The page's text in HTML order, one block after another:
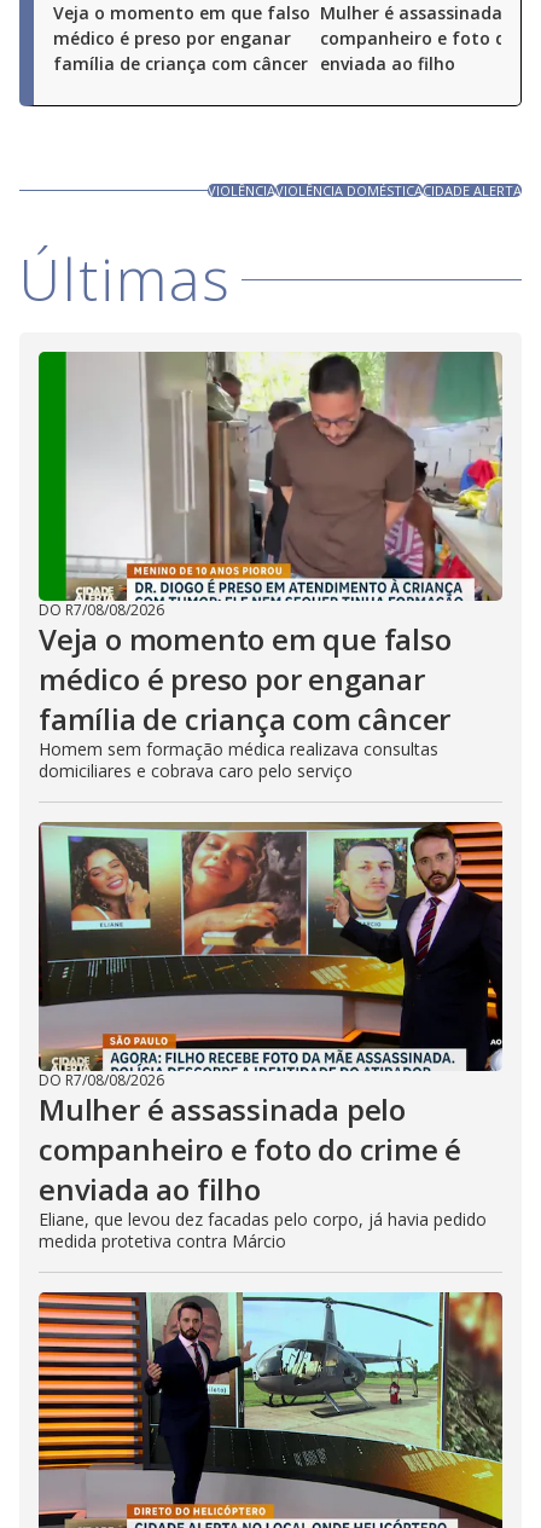
Veja o momento em que falso
médico é preso por enganar
família de criança com câncer
Mulher é assassinada
companheiro e foto do
enviada ao filho
VIOLÊNCIAVIOLÊNCIA DOMÉSTICACIDADE ALERTA
Últimas
DO R7/08/08/2026
Veja o momento em que falso
médico é preso por enganar
família de criança com câncer
Homem sem formação médica realizava consultas
domiciliares e cobrava caro pelo serviço
DO R7/08/08/2026
Mulher é assassinada pelo
companheiro e foto do crime é
enviada ao filho
Eliane, que levou dez facadas pelo corpo, já havia pedido
medida protetiva contra Márcio